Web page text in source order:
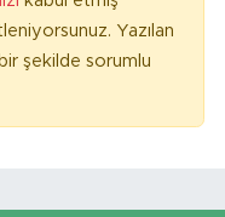
Yazılan
şekilde sorumlu